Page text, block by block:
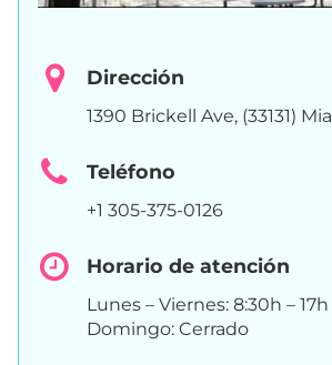
Dirección
1390 Brickell Ave, (33131)
Teléfono
+1 305-375-0126
Horario de atención
Lunes – Viernes: 8:30h –
Domingo: Cerrado